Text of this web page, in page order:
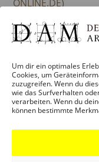
Um dir ein optimales
Cookies, um
zuzugreifen. Wenn du
wie das Surfverhalten
verarbeiten. Wenn du
können bestimmte
ONLINE.DE)
Das Projekt
KULTURSTIFTUNG
die Beauftragte
Medien (BKM) im
gefördert. Zudem
Unterstützung